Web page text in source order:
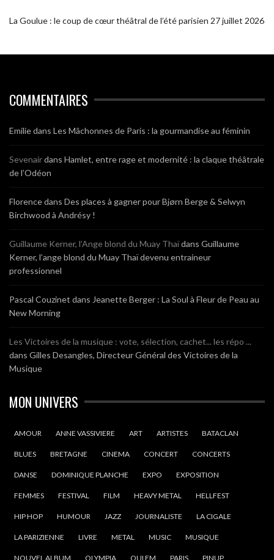
La Goulue : le coup de cœur théâtral de l’été parisien 27 juillet 2026
COMMENTAIRES
Emiliedans Les Mâchonnes de Paris : la gourmandise au féminin
Sevenairdans Hamlet, entre rage et modernité : la claque théâtrale
de l’Odéon
Florencedans Des places à gagner pour Bjørn Berge & Selwyn
Birchwood à Andrésy !
Guillaume Kerner, l’Ange blond du Muay Thaïdans Guillaume
Kerner, l’ange blond du Muay Thaï devenu entraineur
professionnel
Pascal Couzinet dans Jeanette Berger : La Soul à Fleur de Peau au
New Morning
Les Victoires de la musique : vote, sélection, cachet... les répo ...
dans Gilles Desangles, Directeur Général des Victoires de la
Musique
MON UNIVERS
AMOUR ANNE VASSIVIERE ART ARTISTES BATACLAN
BLUES BRETAGNE CINEMA CONCERT CONCERTS
DANSE DOMINIQUE PLANCHE EXPO EXPOSITION
FEMMES FESTIVAL FILM HEAVY METAL HELLFEST
HIP HOP HUMOUR JAZZ JOURNALISTE LA CIGALE
LA PARIZIENNE LIVRE METAL MUSIC MUSIQUE
NOUVEL ALBUM OLYMPIA OUI FM PARIS PINUP